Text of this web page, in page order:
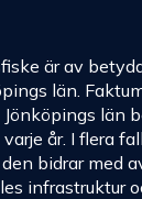
är av
län.
län
år. I flera
bidrar med
infrastruktur